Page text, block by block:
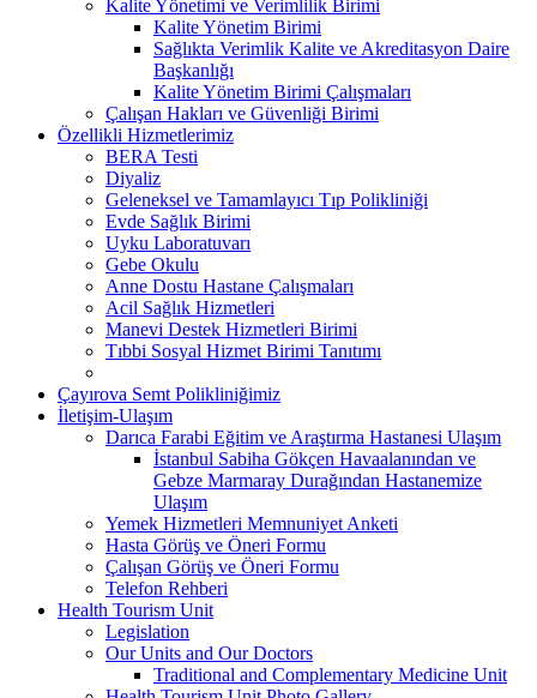
Kalite Yönetimi ve Verimlilik Birimi
Kalite Yönetim Birimi
Sağlıkta Verimlik Kalite ve Akreditasyon Daire
Başkanlığı
Kalite Yönetim Birimi Çalışmaları
Çalışan Hakları ve Güvenliği Birimi
Özellikli Hizmetlerimiz
BERA Testi
Diyaliz
Geleneksel ve Tamamlayıcı Tıp Polikliniği
Evde Sağlık Birimi
Uyku Laboratuvarı
Gebe Okulu
Anne Dostu Hastane Çalışmaları
Acil Sağlık Hizmetleri
Manevi Destek Hizmetleri Birimi
Tıbbi Sosyal Hizmet Birimi Tanıtımı
Çayırova Semt Polikliniğimiz
İletişim-Ulaşım
Darıca Farabi Eğitim ve Araştırma Hastanesi Ulaşım
İstanbul Sabiha Gökçen Havaalanından ve
Gebze Marmaray Durağından Hastanemize
Ulaşım
Yemek Hizmetleri Memnuniyet Anketi
Hasta Görüş ve Öneri Formu
Çalışan Görüş ve Öneri Formu
Telefon Rehberi
Health Tourism Unit
Legislation
Our Units and Our Doctors
Traditional and Complementary Medicine Unit